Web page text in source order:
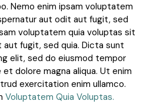
Nemo enim ipsam voluptatem
aut odit aut fugit, sed
voluptatem quia voluptas sit
fugit, sed quia. Dicta sunt
elit, sed do eiusmod tempor
dolore magna aliqua. Ut enim
exercitation enim ullamco.
Voluptatem Quia Voluptas.